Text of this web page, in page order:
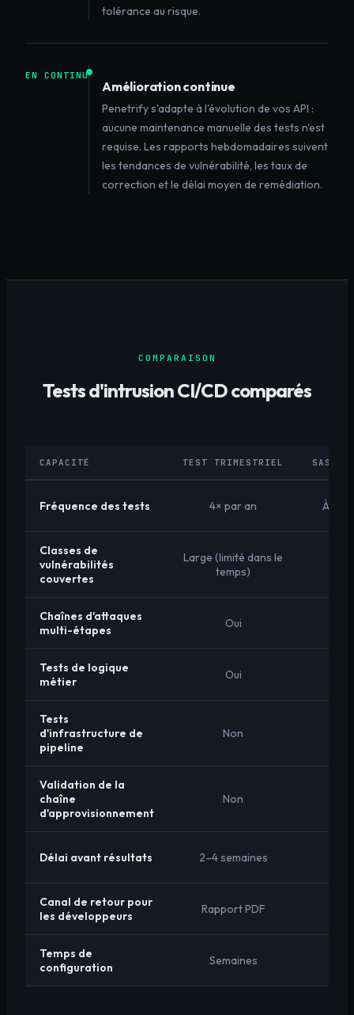
tolérance au risque.
EN CONTINU
Amélioration continue
Penetrify s'adapte à l'évolution de vos API :
aucune maintenance manuelle des tests n'est
requise. Les rapports hebdomadaires suivent
les tendances de vulnérabilité, les taux de
correction et le délai moyen de remédiation.
COMPARAISON
Tests d'intrusion CI/CD comparés
CAPACITÉ TEST TRIMESTRIEL SAST/
Fréquence des tests 4× par an À
Classes de
vulnérabilités
couvertes
Large (limité dans le
temps)
Chaînes d'attaques
multi-étapes
Oui
Tests de logique
métier
Oui
Tests
d'infrastructure de
pipeline
Non
Validation de la
chaîne
d'approvisionnement
Non
Délai avant résultats 2–4 semaines
Canal de retour pour
les développeurs
Rapport PDF
Temps de
configuration
Semaines